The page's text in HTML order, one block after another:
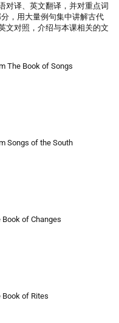
对译、英文翻译，并对重点词
，用大量例句集中讲解古代
文对照，介绍与本课相关的文
The Book of Songs
Songs of the South
of Changes
of Rites